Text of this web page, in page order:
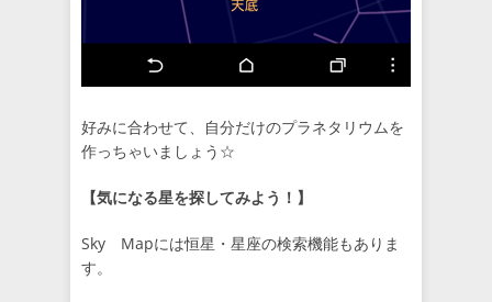
好みに合わせて、自分だけのプラネタリウムを
作っちゃいましょう☆
【気になる星を探してみよう！】
Sky Mapには恒星・星座の検索機能もありま
す。